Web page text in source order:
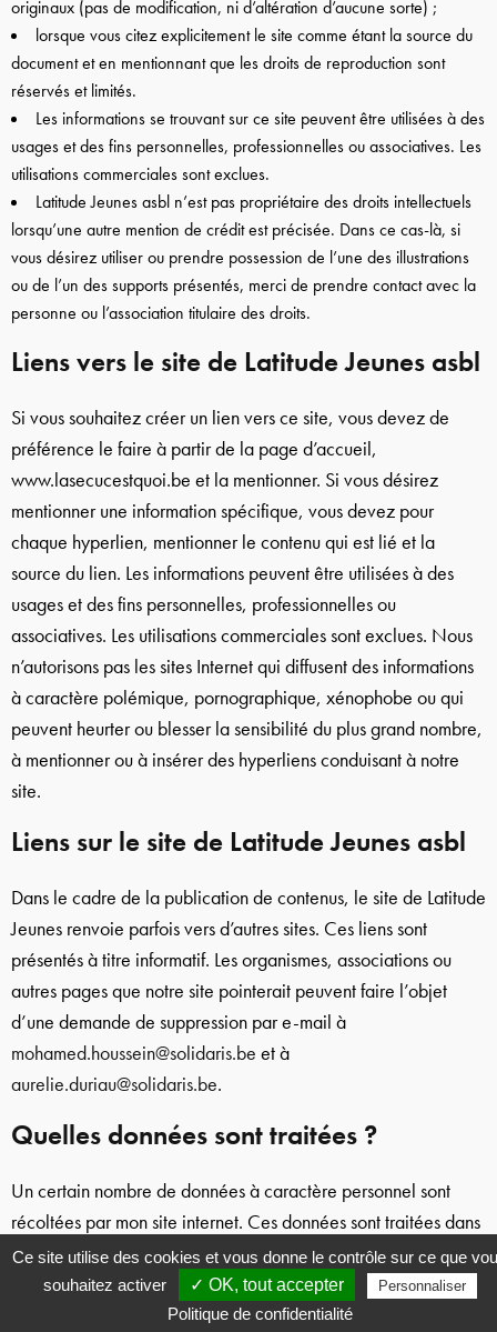
originaux (pas de modification, ni d’altération d’aucune sorte) ;
lorsque vous citez explicitement le site comme étant la source du
document et en mentionnant que les droits de reproduction sont
réservés et limités.
Les informations se trouvant sur ce site peuvent être utilisées à des
usages et des fins personnelles, professionnelles ou associatives. Les
utilisations commerciales sont exclues.
Latitude Jeunes asbl n’est pas propriétaire des droits intellectuels
lorsqu’une autre mention de crédit est précisée. Dans ce cas-là, si
vous désirez utiliser ou prendre possession de l’une des illustrations
ou de l’un des supports présentés, merci de prendre contact avec la
personne ou l’association titulaire des droits.
Liens vers le site de Latitude Jeunes asbl
Si vous souhaitez créer un lien vers ce site, vous devez de
préférence le faire à partir de la page d’accueil,
www.lasecucestquoi.be et la mentionner. Si vous désirez
mentionner une information spécifique, vous devez pour
chaque hyperlien, mentionner le contenu qui est lié et la
source du lien. Les informations peuvent être utilisées à des
usages et des fins personnelles, professionnelles ou
associatives. Les utilisations commerciales sont exclues. Nous
n’autorisons pas les sites Internet qui diffusent des informations
à caractère polémique, pornographique, xénophobe ou qui
peuvent heurter ou blesser la sensibilité du plus grand nombre,
à mentionner ou à insérer des hyperliens conduisant à notre
site.
Liens sur le site de Latitude Jeunes asbl
Dans le cadre de la publication de contenus, le site de Latitude
Jeunes renvoie parfois vers d’autres sites. Ces liens sont
présentés à titre informatif. Les organismes, associations ou
autres pages que notre site pointerait peuvent faire l’objet
d’une demande de suppression par e-mail à
mohamed.houssein@solidaris.be et à
aurelie.duriau@solidaris.be.
Quelles données sont traitées ?
Un certain nombre de données à caractère personnel sont
récoltées par mon site internet. Ces données sont traitées dans
le cadre de la gestion des correspondances que nous
entretenons. D’autres données sont récoltées à des fins
statistiques via les cookies*.
Ce site utilise des cookies et vous donne le contrôle sur ce que
souhaitez activer
✓ OK, tout accepter Personnaliser
Politique de confidentialité